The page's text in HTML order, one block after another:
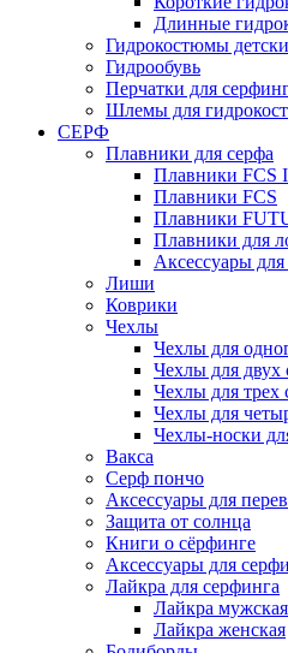
Длинные
Гидрокостюмы
Гидрообувь
Перчатки для
Шлемы для
СЕРФ
Плавники для серфа
Плавники FCS
Плавники FCS
Плавники
Плавники для
Аксессуары
Лиши
Коврики
Чехлы
Чехлы для
Чехлы для двух
Чехлы для трех
Чехлы для
Чехлы-носки
Вакса
Серф пончо
Аксессуары для
Защита от солнца
Книги о сёрфинге
Аксессуары для
Лайкра для серфинга
Лайкра мужская
Лайкра женская